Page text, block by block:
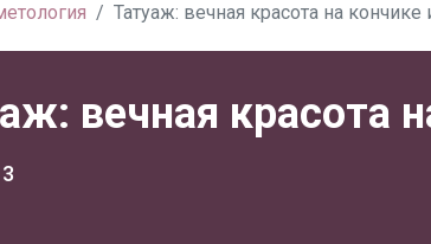
Татуаж: вечная красота на кончике
вечная красота